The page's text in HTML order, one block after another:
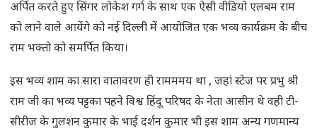
अर्पित करते हुए सिंगर लोकेश गर्ग के साथ एक ऐसी वीडियो एलबम राम
को लाने वाले आयेंगे को नई दिल्ली में आयोजित एक भव्य कार्यक्रम के बीच
राम भक्तो को समर्पित किया।
इस भव्य शाम का सारा वातावरण ही रामममय था , जहां स्टेज पर प्रभु श्री
राम जी का भव्य पट्टका पहने विश्व हिंदू परिषद के नेता आसीन थे वही टी-
सीरीज के गुलशन कुमार के भाई दर्शन कुमार भी इस शाम अन्य गणमान्य